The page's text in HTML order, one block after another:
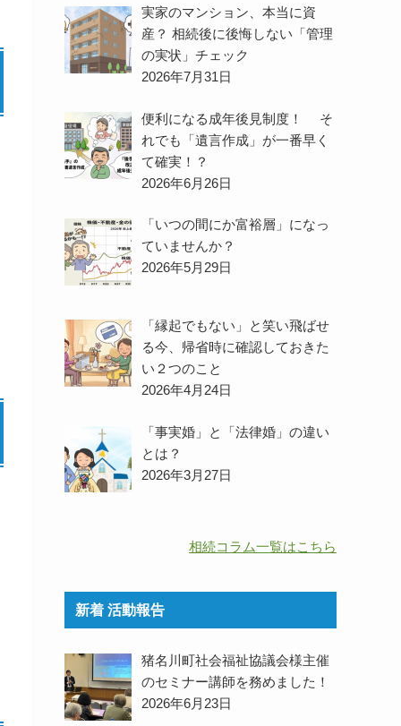
実家のマンション、本当に資
産？ 相続後に後悔しない「管理
の実状」チェック
2026年7月31日
便利になる成年後見制度！ そ
れでも「遺言作成」が一番早く
て確実！？
2026年6月26日
「いつの間にか富裕層」になっ
ていませんか？
2026年5月29日
「縁起でもない」と笑い飛ばせ
る今、帰省時に確認しておきた
い２つのこと
2026年4月24日
「事実婚」と「法律婚」の違い
とは？
2026年3月27日
相続コラム一覧はこちら
新着 活動報告
猪名川町社会福祉協議会様主催
のセミナー講師を務めました！
2026年6月23日